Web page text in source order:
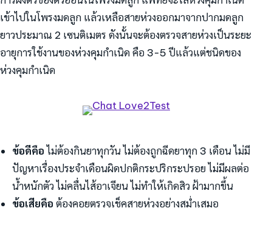
เข้าไปในโพรงมดลูก แล้วเหลือสายห่วงออกมาจากปากมดลูก
ยาวประมาณ 2 เซนติเมตร ดังนั้นจะต้องตรวจสายห่วงเป็นระยะ
อายุการใช้งานของห่วงคุมกำเนิด คือ 3-5 ปีแล้วแต่ชนิดของ
ห่วงคุมกำเนิด
ข้อดีคือไม่ต้องกินยาทุกวัน ไม่ต้องถูกฉีดยาทุก 3 เดือน ไม่มี
ปัญหาเรื่องประจำเดือนผิดปกติกระปริกระปรอย ไม่มีผลต่อ
น้ำหนักตัว ไม่คลื่นไส้อาเจียน ไม่ทำให้เกิดสิว ฝ้ามากขึ้น
ข้อเสียคือ ต้องคอยตรวจเช็คสายห่วงอย่างสม่ำเสมอ